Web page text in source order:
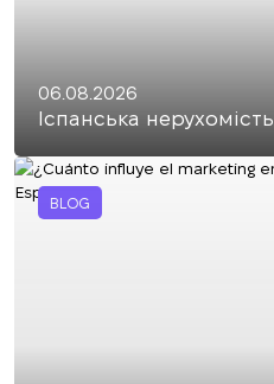
06.08.2026
Іспанська
BLOG